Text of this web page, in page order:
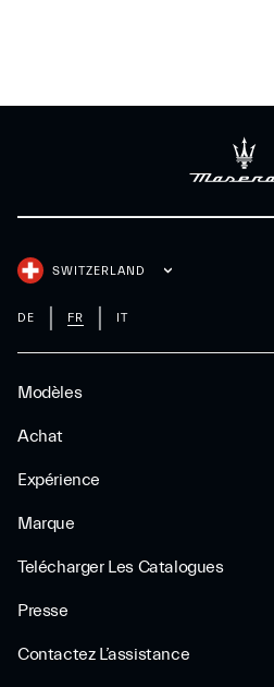
Modèles
Achat
Expérience
Marque
Telécharger Les Catalogues
Presse
Contactez L’assistance
SWITZERLAND
DE FR IT